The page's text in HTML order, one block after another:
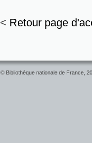
< Retour page
© Bibliothèque nationale de France,